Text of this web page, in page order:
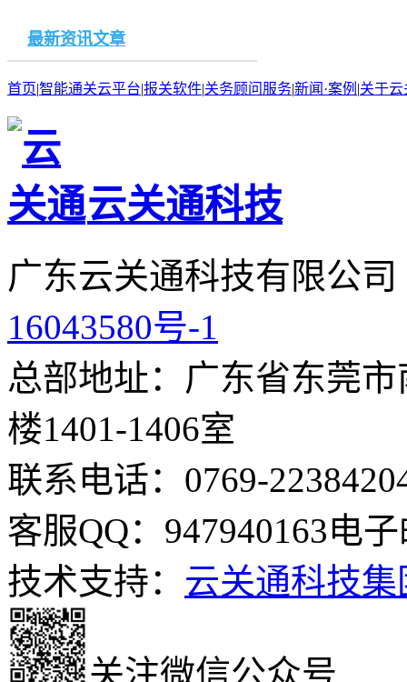
最新资讯文章
首页 智能通关云平台 报关软件 关务顾问服务新闻·案例 关于云
云关通科技
广东云关通科技有限公
16043580号-1
总部地址：广东省东莞
楼1401-1406室
联系电话：0769-
客服QQ：947940163电子
技术支持： 云关通科技集
关注微信公众号